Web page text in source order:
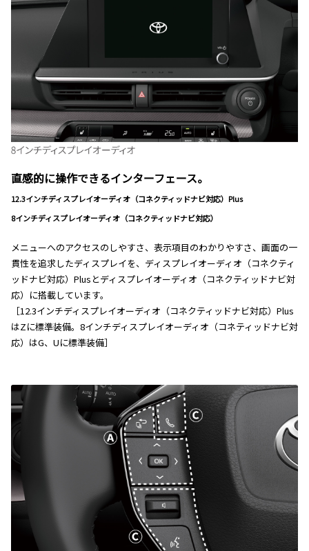
直感的に操作できるインターフェース。
12.3インチディスプレイオーディオ（コネクティッドナビ対応）Plus
8インチディスプレイオーディオ（コネクティッドナビ対応）
メニューへのアクセスのしやすさ、表示項目のわかりやすさ、画面の一
貫性を追求したディスプレイを、ディスプレイオーディオ（コネクティ
ッドナビ対応）Plusとディスプレイオーディオ（コネクティッドナビ対
応）に搭載しています。
［12.3インチディスプレイオーディオ（コネクティッドナビ対応）Plus
はZに標準装備。8インチディスプレイオーディオ（コネティッドナビ対
応）はG、Uに標準装備］